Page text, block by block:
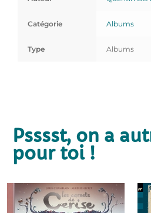
Catégorie Albums
Type Albums
Psssst, on a
pour toi !